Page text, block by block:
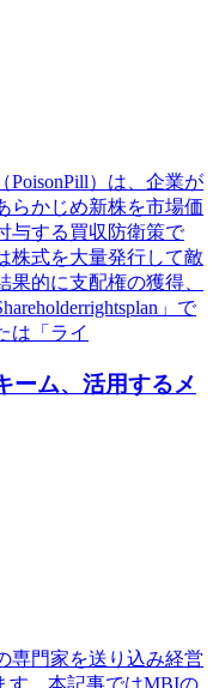
PoisonPill）は、企業が
らかじめ新株を市場価
与する買収防衛策で
株式を大量発行して敵
的に支配権の獲得、
」で
は「ライ
ーム、活用するメ
専門家を送り込み経営